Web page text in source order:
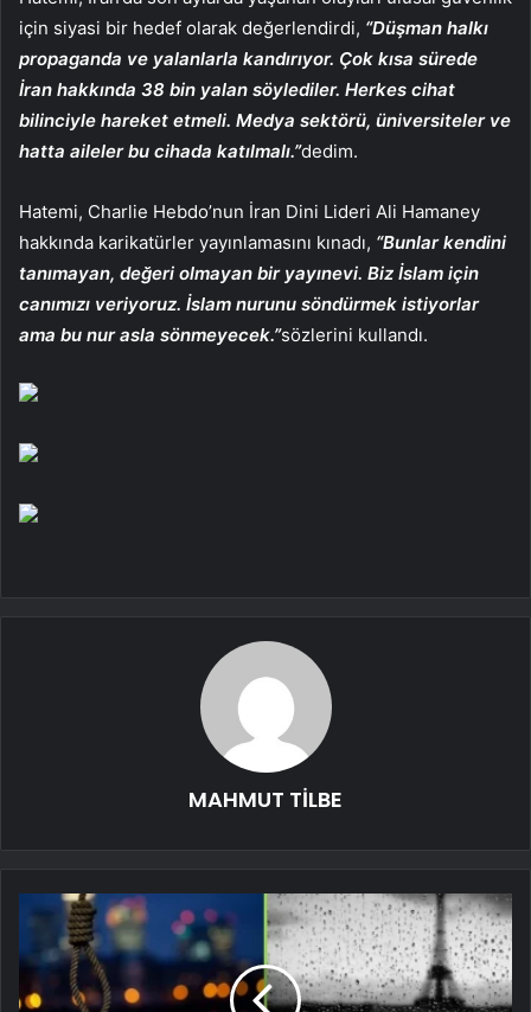
için siyasi bir hedef olarak değerlendirdi, “Düşman halkı
propaganda ve yalanlarla kandırıyor. Çok kısa sürede
İran hakkında 38 bin yalan söylediler. Herkes cihat
bilinciyle hareket etmeli. Medya sektörü, üniversiteler ve
hatta aileler bu cihada katılmalı.”dedim.
Hatemi, Charlie Hebdo’nun İran Dini Lideri Ali Hamaney
hakkında karikatürler yayınlamasını kınadı, “Bunlar kendini
tanımayan, değeri olmayan bir yayınevi. Biz İslam için
canımızı veriyoruz. İslam nurunu söndürmek istiyorlar
ama bu nur asla sönmeyecek.”sözlerini kullandı.
MAHMUT TİLBE